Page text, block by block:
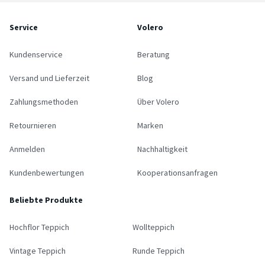
Service
Kundenservice
Versand und Lieferzeit
Zahlungsmethoden
Retournieren
Anmelden
Kundenbewertungen
Volero
Beratung
Blog
Über Volero
Marken
Nachhaltigkeit
Kooperationsanfragen
Beliebte Produkte
Hochflor Teppich Wollteppich
Vintage Teppich Runde Teppich